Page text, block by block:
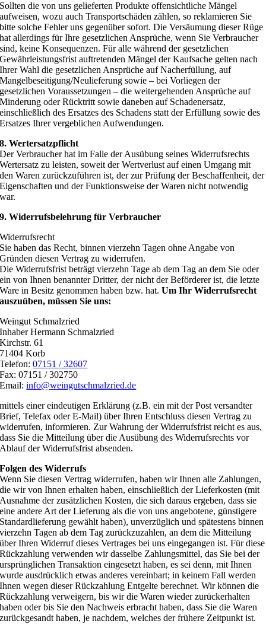
Sollten die von uns gelieferten Produkte offensichtliche Mängel
aufweisen, wozu auch Transportschäden zählen, so reklamieren Sie
bitte solche Fehler uns gegenüber sofort. Die Versäumung dieser Rüge
hat allerdings für Ihre gesetzlichen Ansprüche, wenn Sie Verbraucher
sind, keine Konsequenzen. Für alle während der gesetzlichen
Gewährleistungsfrist auftretenden Mängel der Kaufsache gelten nach
Ihrer Wahl die gesetzlichen Ansprüche auf Nacherfüllung, auf
Mangelbeseitigung/Neulieferung sowie – bei Vorliegen der
gesetzlichen Voraussetzungen – die weitergehenden Ansprüche auf
Minderung oder Rücktritt sowie daneben auf Schadenersatz,
einschließlich des Ersatzes des Schadens statt der Erfüllung sowie des
Ersatzes Ihrer vergeblichen Aufwendungen.
8. Wertersatzpflicht
Der Verbraucher hat im Falle der Ausübung seines Widerrufsrechts
Wertersatz zu leisten, soweit der Wertverlust auf einen Umgang mit
den Waren zurückzuführen ist, der zur Prüfung der Beschaffenheit, der
Eigenschaften und der Funktionsweise der Waren nicht notwendig
war.
9. Widerrufsbelehrung für Verbraucher
Widerrufsrecht
Sie haben das Recht, binnen vierzehn Tagen ohne Angabe von
Gründen diesen Vertrag zu widerrufen.
Die Widerrufsfrist beträgt vierzehn Tage ab dem Tag an dem Sie oder
ein von Ihnen benannter Dritter, der nicht der Beförderer ist, die letzte
Ware in Besitz genommen haben bzw. hat.Um Ihr Widerrufsrecht
auszuüben, müssen Sie uns:
Weingut Schmalzried
Inhaber Hermann Schmalzried
Kirchstr. 61
71404 Korb
Telefon:07151 / 32607
Fax: 07151 / 302750
Email:info@weingutschmalzried.de
mittels einer eindeutigen Erklärung (z.B. ein mit der Post versandter
Brief, Telefax oder E-Mail) über Ihren Entschluss diesen Vertrag zu
widerrufen, informieren. Zur Wahrung der Widerrufsfrist reicht es aus,
dass Sie die Mitteilung über die Ausübung des Widerrufsrechts vor
Ablauf der Widerrufsfrist absenden.
Folgen des Widerrufs
Wenn Sie diesen Vertrag widerrufen, haben wir Ihnen alle Zahlungen,
die wir von Ihnen erhalten haben, einschließlich der Lieferkosten (mit
Ausnahme der zusätzlichen Kosten, die sich daraus ergeben, dass sie
eine andere Art der Lieferung als die von uns angebotene, günstigere
Standardlieferung gewählt haben), unverzüglich und spätestens binnen
vierzehn Tagen ab dem Tag zurückzuzahlen, an dem die Mitteilung
über Ihren Widerruf dieses Vertrages bei uns eingegangen ist. Für diese
Rückzahlung verwenden wir dasselbe Zahlungsmittel, das Sie bei der
ursprünglichen Transaktion eingesetzt haben, es sei denn, mit Ihnen
wurde ausdrücklich etwas anderes vereinbart; in keinem Fall werden
Ihnen wegen dieser Rückzahlung Entgelte berechnet. Wir können die
Rückzahlung verweigern, bis wir die Waren wieder zurückerhalten
haben oder bis Sie den Nachweis erbracht haben, dass Sie die Waren
zurückgesandt haben, je nachdem, welches der frühere Zeitpunkt ist.